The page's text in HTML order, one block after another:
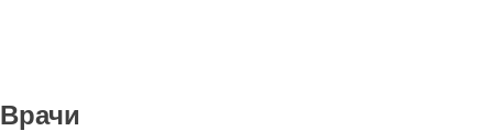
Врачи